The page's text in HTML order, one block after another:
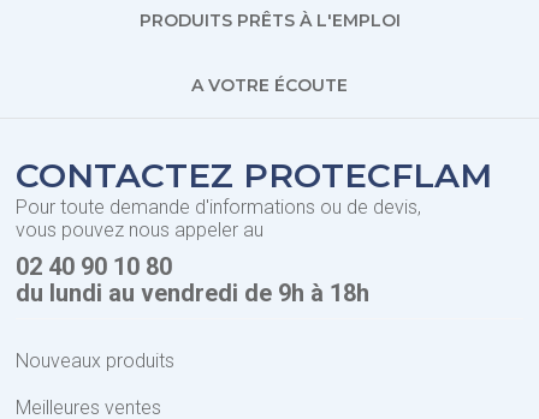
PRODUITS PRÊTS À L'EMPLOI
A VOTRE ÉCOUTE
CONTACTEZ PROTECFLAM
Pour toute demande d'informations ou de devis,
vous pouvez nous appeler au
02 40 90 10 80
du lundi au vendredi de 9h à 18h
Nouveaux produits
Meilleures ventes